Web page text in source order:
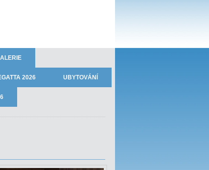
2026 UBYTOVÁNÍ